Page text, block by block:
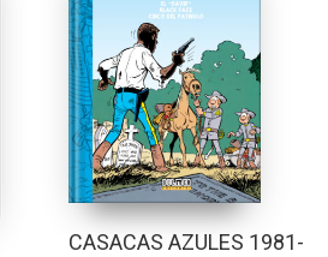
CASACAS AZULES 1981-